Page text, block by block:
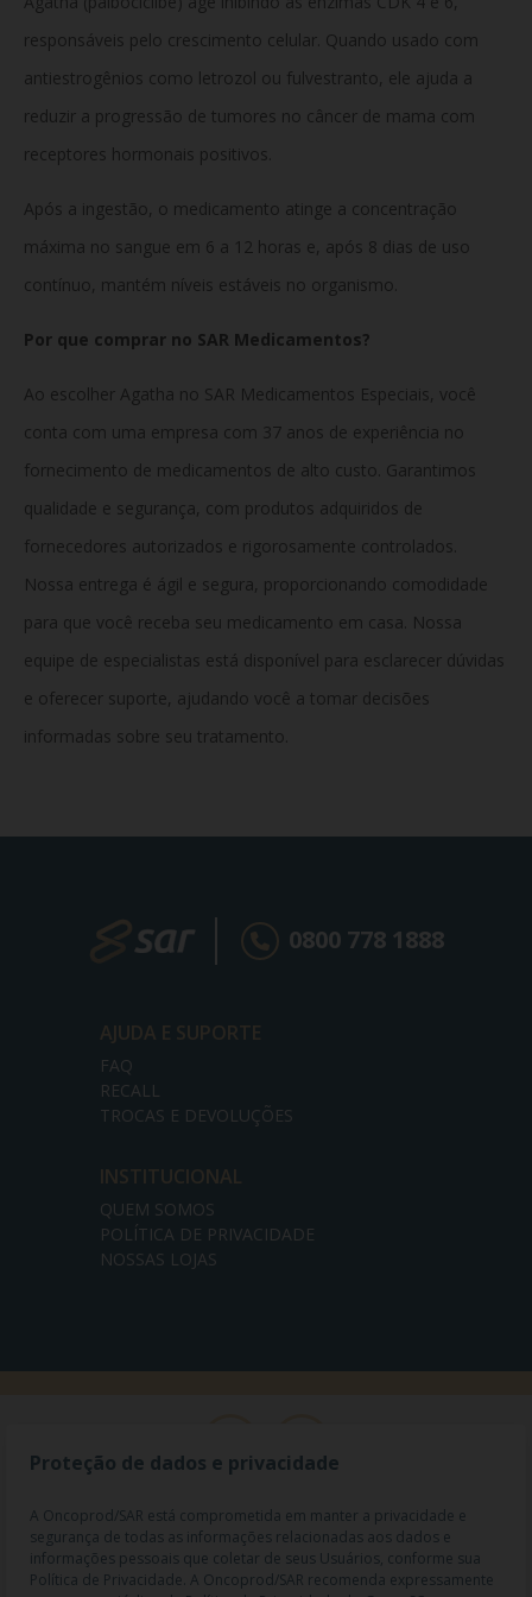
responsáveis pelo crescimento celular. Quando usado com
antiestrogênios como letrozol ou fulvestranto, ele ajuda a
reduzir a progressão de tumores no câncer de mama com
receptores hormonais positivos.
Após a ingestão, o medicamento atinge a concentração
máxima no sangue em 6 a 12 horas e, após 8 dias de uso
contínuo, mantém níveis estáveis no organismo.
Por que comprar no SAR Medicamentos?
Ao escolher Agatha no SAR Medicamentos Especiais, você
conta com uma empresa com 37 anos de experiência no
fornecimento de medicamentos de alto custo. Garantimos
qualidade e segurança, com produtos adquiridos de
fornecedores autorizados e rigorosamente controlados.
Nossa entrega é ágil e segura, proporcionando comodidade
para que você receba seu medicamento em casa. Nossa
equipe de especialistas está disponível para esclarecer dúvidas
e oferecer suporte, ajudando você a tomar decisões
informadas sobre seu tratamento.
0800 778 1888
AJUDA E SUPORTE
FAQ
RECALL
TROCAS E DEVOLUÇÕES
INSTITUCIONAL
QUEM SOMOS
POLÍTICA DE PRIVACIDADE
NOSSAS LOJAS
Proteção de dados e privacidade
A Oncoprod/SAR está comprometida em manter a privacidade e
segurança de todas as informações relacionadas aos dados e
informações pessoais que coletar de seus Usuários, conforme sua
Política de Privacidade. A Oncoprod/SAR recomenda expressamente